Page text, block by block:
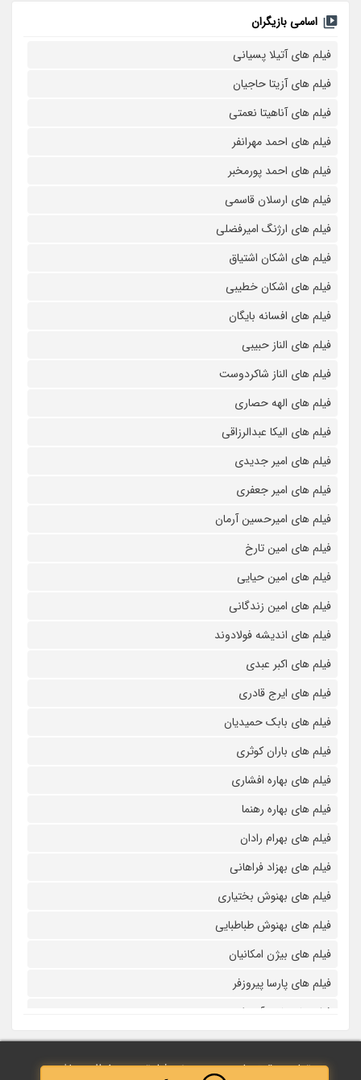
اسامی بازیگران
فیلم های آتیلا پسیانی
فیلم های آزیتا حاجیان
فیلم های آناهیتا نعمتی
فیلم های احمد مهرانفر
فیلم های احمد پورمخبر
فیلم های ارسلان قاسمی
فیلم های ارژنگ امیرفضلی
فیلم های اشکان اشتیاق
فیلم های اشکان خطیبی
فیلم های افسانه بایگان
فیلم های الناز حبیبی
فیلم های الناز شاکردوست
فیلم های الهه حصاری
فیلم های الیکا عبدالرزاقی
فیلم های امیر جدیدی
فیلم های امیر جعفری
فیلم های امیرحسین آرمان
فیلم های امین تارخ
فیلم های امین حیایی
فیلم های امین زندگانی
فیلم های اندیشه فولادوند
فیلم های اکبر عبدی
فیلم های ایرج قادری
فیلم های بابک حمیدیان
فیلم های باران کوثری
فیلم های بهاره افشاری
فیلم های بهاره رهنما
فیلم های بهرام رادان
فیلم های بهزاد فراهانی
فیلم های بهنوش بختیاری
فیلم های بهنوش طباطبایی
فیلم های بیژن امکانیان
فیلم های پارسا پیروزفر
فیلم های پانته آ بهرام
فیلم های پولاد کیمیایی
فیلم های پویا امینی
تمامی حقوق مادی و معنوی نزد فیلم‌ترین محفوظ می‌باشد.